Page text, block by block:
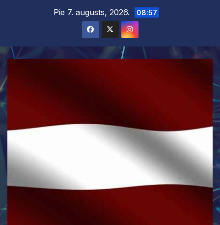
Pie 7. augusts, 2026. 08:57